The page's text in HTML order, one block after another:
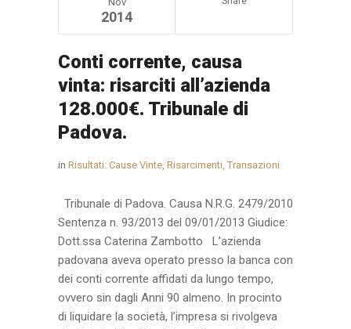
2014
Conti corrente, causa
vinta: risarciti all’azienda
128.000€. Tribunale di
Padova.
in Risultati: Cause Vinte, Risarcimenti, Transazioni
Tribunale di Padova. Causa N.R.G. 2479/2010
Sentenza n. 93/2013 del 09/01/2013 Giudice:
Dott.ssa Caterina Zambotto L’azienda
padovana aveva operato presso la banca con
dei conti corrente affidati da lungo tempo,
ovvero sin dagli Anni 90 almeno. In procinto
di liquidare la società, l’impresa si rivolgeva